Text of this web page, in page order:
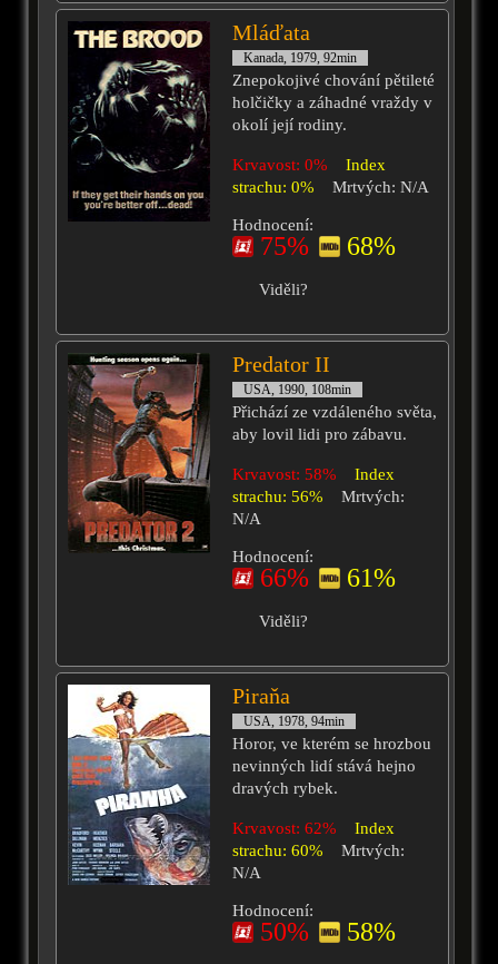
Mláďata
Kanada, 1979, 92min
Znepokojivé chování pětileté
holčičky a záhadné vraždy v
okolí její rodiny.
Krvavost: 0%
Index
strachu: 0%
Mrtvých: N/A
Hodnocení:
75% 68%
Viděli?
Predator II
USA, 1990, 108min
Přichází ze vzdáleného světa,
aby lovil lidi pro zábavu.
Krvavost: 58%
Index
strachu: 56%
Mrtvých:
N/A
Hodnocení:
66% 61%
Viděli?
Piraňa
USA, 1978, 94min
Horor, ve kterém se hrozbou
nevinných lidí stává hejno
dravých rybek.
Krvavost: 62%
Index
strachu: 60%
Mrtvých:
N/A
Hodnocení:
50% 58%